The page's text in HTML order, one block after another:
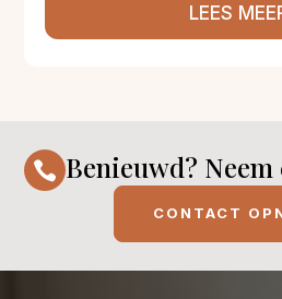
LEES
 Benieuwd? Neem
CONTACT